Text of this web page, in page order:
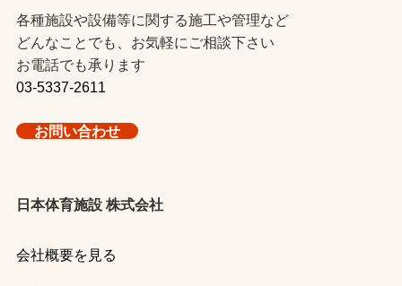
各種施設や設備等に関する施工や管理など
どんなことでも、お気軽にご相談下さい
お電話でも承ります
03-5337-2611
お問い合わせ
日本体育施設 株式会社
会社概要を見る